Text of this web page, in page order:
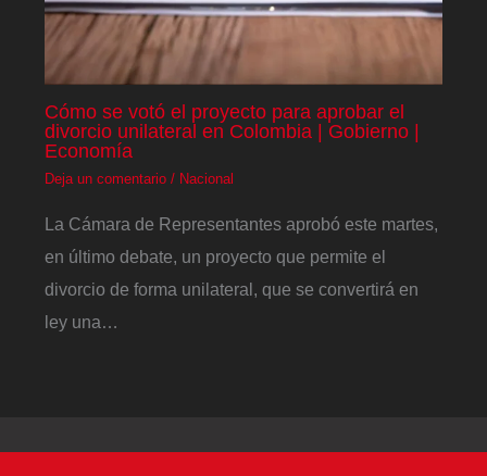
Cómo se votó el proyecto para aprobar el
divorcio unilateral en Colombia | Gobierno |
Economía
Deja un comentario / Nacional
La Cámara de Representantes aprobó este martes,
en último debate, un proyecto que permite el
divorcio de forma unilateral, que se convertirá en
ley una…